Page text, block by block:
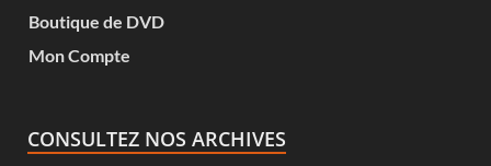
Boutique de DVD
Mon Compte
CONSULTEZ NOS ARCHIVES